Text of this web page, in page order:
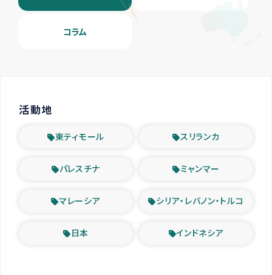
コラム
活動地
東ティモール スリランカ
パレスチナ ミャンマー
マレーシア シリア・レバノン・トルコ
日本 インドネシア